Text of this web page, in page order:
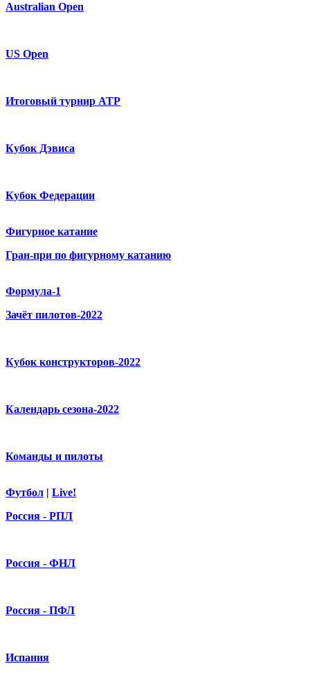
Australian Open
US Open
Итоговый турнир ATP
Кубок Дэвиса
Кубок Федерации
Фигурное катание
Гран-при по фигурному катанию
Формула-1
Зачёт пилотов-2022
Кубок конструкторов-2022
Календарь сезона-2022
Команды и пилоты
Футбол | Live!
Россия - РПЛ
Россия - ФНЛ
Россия - ПФЛ
Испания